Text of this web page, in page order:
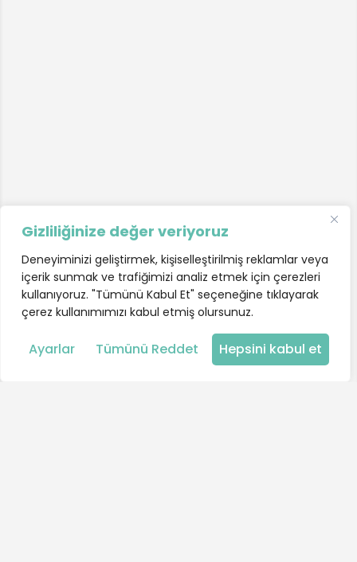
Gizliliğinize değer veriyoruz
Deneyiminizi geliştirmek, kişiselleştirilmiş reklamlar veya
içerik sunmak ve trafiğimizi analiz etmek için çerezleri
kullanıyoruz. "Tümünü Kabul Et" seçeneğine tıklayarak
çerez kullanımımızı kabul etmiş olursunuz.
Ayarlar Tümünü Reddet Hepsini kabul et
Harita